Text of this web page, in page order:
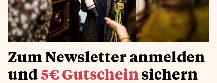
Zum Newsletter anmelden
und 5€ Gutschein sichern